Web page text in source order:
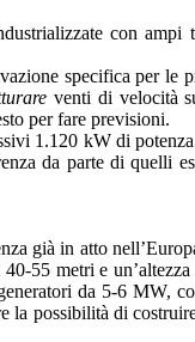
con ampi
specifica per le
venti di velocità
per fare previsioni.
1.120 kW di
da parte di quelli
già in atto
55 metri e
da 5-6 MW,
possibilità di